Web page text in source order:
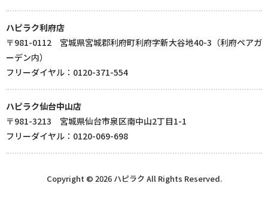
ハピラク利府店
〒981-0112 宮城県宮城郡利府町利府字新大谷地40-3（利府ペアガ
ーデン内）
フリーダイヤル：0120-371-554
ハピラク仙台中山店
〒981-3213 宮城県仙台市泉区南中山2丁目1-1
フリーダイヤル：0120-069-698
Copyright © 2026 ハピラク All Rights Reserved.